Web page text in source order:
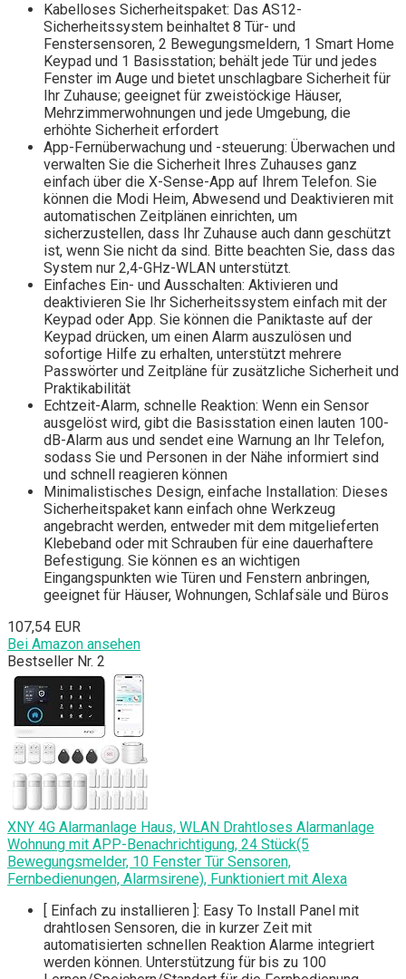
Kabelloses Sicherheitspaket: Das AS12-
Sicherheitssystem beinhaltet 8 Tür- und
Fenstersensoren, 2 Bewegungsmeldern, 1 Smart Home
Keypad und 1 Basisstation; behält jede Tür und jedes
Fenster im Auge und bietet unschlagbare Sicherheit für
Ihr Zuhause; geeignet für zweistöckige Häuser,
Mehrzimmerwohnungen und jede Umgebung, die
erhöhte Sicherheit erfordert
App-Fernüberwachung und -steuerung: Überwachen und
verwalten Sie die Sicherheit Ihres Zuhauses ganz
einfach über die X-Sense-App auf Ihrem Telefon. Sie
können die Modi Heim, Abwesend und Deaktivieren mit
automatischen Zeitplänen einrichten, um
sicherzustellen, dass Ihr Zuhause auch dann geschützt
ist, wenn Sie nicht da sind. Bitte beachten Sie, dass das
System nur 2,4-GHz-WLAN unterstützt.
Einfaches Ein- und Ausschalten: Aktivieren und
deaktivieren Sie Ihr Sicherheitssystem einfach mit der
Keypad oder App. Sie können die Paniktaste auf der
Keypad drücken, um einen Alarm auszulösen und
sofortige Hilfe zu erhalten, unterstützt mehrere
Passwörter und Zeitpläne für zusätzliche Sicherheit und
Praktikabilität
Echtzeit-Alarm, schnelle Reaktion: Wenn ein Sensor
ausgelöst wird, gibt die Basisstation einen lauten 100-
dB-Alarm aus und sendet eine Warnung an Ihr Telefon,
sodass Sie und Personen in der Nähe informiert sind
und schnell reagieren können
Minimalistisches Design, einfache Installation: Dieses
Sicherheitspaket kann einfach ohne Werkzeug
angebracht werden, entweder mit dem mitgelieferten
Klebeband oder mit Schrauben für eine dauerhaftere
Befestigung. Sie können es an wichtigen
Eingangspunkten wie Türen und Fenstern anbringen,
geeignet für Häuser, Wohnungen, Schlafsäle und Büros
107,54 EUR
Bei Amazon ansehen
Bestseller Nr. 2
XNY 4G Alarmanlage Haus, WLAN Drahtloses Alarmanlage
Wohnung mit APP-Benachrichtigung, 24 Stück(5
Bewegungsmelder, 10 Fenster Tür Sensoren,
Fernbedienungen, Alarmsirene), Funktioniert mit Alexa
[ Einfach zu installieren ]: Easy To Install Panel mit
drahtlosen Sensoren, die in kurzer Zeit mit
automatisierten schnellen Reaktion Alarme integriert
werden können. Unterstützung für bis zu 100